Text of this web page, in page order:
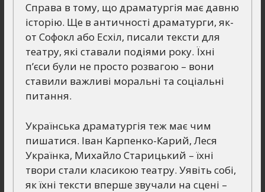
Справа в тому, що драматургія має давню
історію. Ще в античності драматурги, як-
от Софокл або Есхіл, писали тексти для
театру, які ставали подіями року. Їхні
п’єси були не просто розвагою – вони
ставили важливі моральні та соціальні
питання.
Українська драматургія теж має чим
пишатися. Іван Карпенко-Карий, Леся
Українка, Михайло Старицький – їхні
твори стали класикою театру. Уявіть собі,
як їхні тексти вперше звучали на сцені –